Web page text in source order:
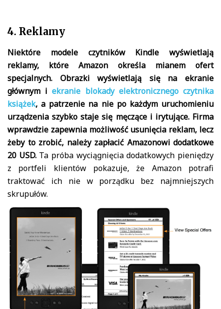
4. Reklamy
Niektóre modele czytników Kindle wyświetlają
reklamy, które Amazon określa mianem ofert
specjalnych. Obrazki wyświetlają się na ekranie
głównym iekranie blokady elektronicznego czytnika
książek, a patrzenie na nie po każdym uruchomieniu
urządzenia szybko staje się męczące i irytujące. Firma
wprawdzie zapewnia możliwość usunięcia reklam, lecz
żeby to zrobić, należy zapłacić Amazonowi dodatkowe
20 USD.Ta próba wyciągnięcia dodatkowych pieniędzy
z portfeli klientów pokazuje, że Amazon potrafi
traktować ich nie w porządku bez najmniejszych
skrupułów.